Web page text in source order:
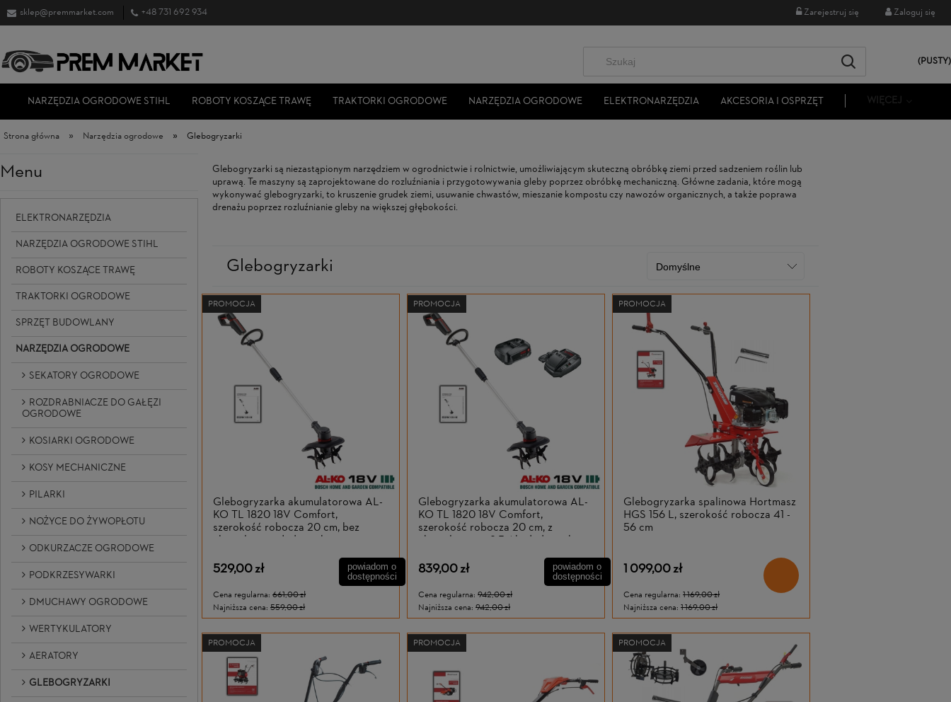
sklep@premmarket.com +48 731 692 934 Zarejestruj się Zaloguj się
(PUSTY)
NARZĘDZIA OGRODOWE STIHL ROBOTY KOSZĄCE TRAWĘ TRAKTORKI OGRODOWE NARZĘDZIA OGRODOWE ELEKTRONARZĘDZIA AKCESORIA I OSPRZĘT WIĘCEJ
Strona główna » Narzędzia ogrodowe » Glebogryzarki
Menu
ELEKTRONARZĘDZIA
NARZĘDZIA OGRODOWE STIHL
ROBOTY KOSZĄCE TRAWĘ
TRAKTORKI OGRODOWE
SPRZĘT BUDOWLANY
NARZĘDZIA OGRODOWE
SEKATORY OGRODOWE
ROZDRABNIACZE DO GAŁĘZI
OGRODOWE
KOSIARKI OGRODOWE
KOSY MECHANICZNE
PILARKI
NOŻYCE DO ŻYWOPŁOTU
ODKURZACZE OGRODOWE
PODKRZESYWARKI
DMUCHAWY OGRODOWE
WERTYKULATORY
AERATORY
GLEBOGRYZARKI
Glebogryzarki są niezastąpionym narzędziem w ogrodnictwie i rolnictwie, umożliwiającym skuteczną obróbkę ziemi przed sadzeniem roślin lub
uprawą. Te maszyny są zaprojektowane do rozluźniania i przygotowywania gleby poprzez obróbkę mechaniczną. Główne zadania, które mogą
wykonywać glebogryzarki, to kruszenie grudek ziemi, usuwanie chwastów, mieszanie kompostu czy nawozów organicznych, a także poprawa
drenażu poprzez rozluźnianie gleby na większej głębokości.
Glebogryzarki
Glebogryzarka akumulatorowa AL-
KO TL 1820 18V Comfort,
szerokość robocza 20 cm, bez
akumulatora i ładowarki
529,00 zł
Cena regularna: 661,00 zł
Najniższa cena: 559,00 zł
powiadom o
dostępności
PROMOCJA
Glebogryzarka akumulatorowa AL-
KO TL 1820 18V Comfort,
szerokość robocza 20 cm, z
akumulatorem 2,5 Ah i ładowarką
839,00 zł
Cena regularna: 942,00 zł
Najniższa cena: 942,00 zł
powiadom o
dostępności
PROMOCJA
Glebogryzarka spalinowa Hortmasz
HGS 156 L, szerokość robocza 41 -
56 cm
1 099,00 zł
Cena regularna: 1 169,00 zł
Najniższa cena: 1 169,00 zł
PROMOCJA
PROMOCJA PROMOCJA PROMOCJA